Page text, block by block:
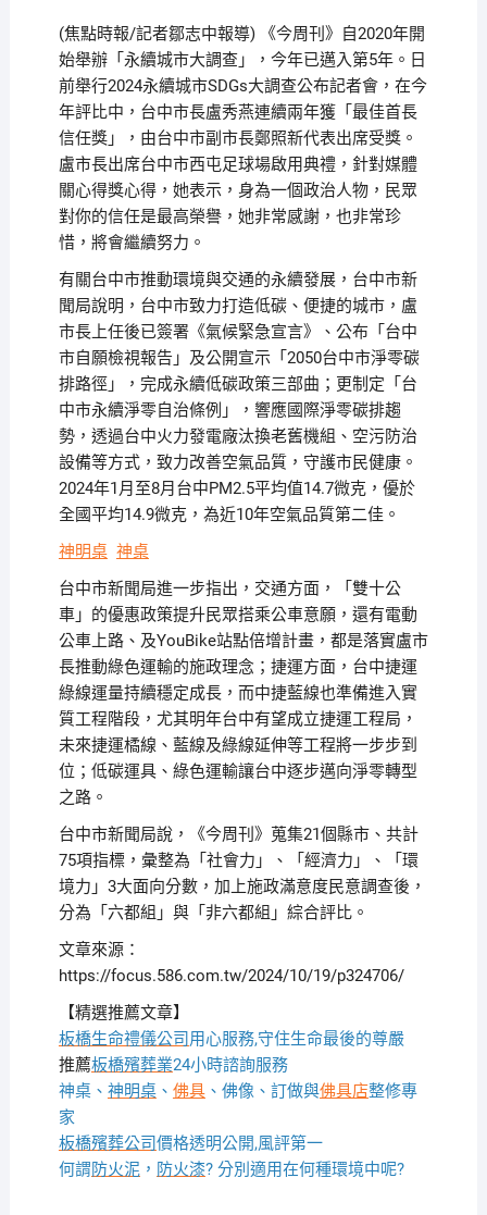
(焦點時報/記者鄒志中報導) 《今周刊》自2020年開
始舉辦「永續城市大調查」，今年已邁入第5年。日
前舉行2024永續城市SDGs大調查公布記者會，在今
年評比中，台中市長盧秀燕連續兩年獲「最佳首長
信任獎」，由台中市副市長鄭照新代表出席受獎。
盧市長出席台中市西屯足球場啟用典禮，針對媒體
關心得獎心得，她表示，身為一個政治人物，民眾
對你的信任是最高榮譽，她非常感謝，也非常珍
惜，將會繼續努力。
有關台中市推動環境與交通的永續發展，台中市新
聞局說明，台中市致力打造低碳、便捷的城市，盧
市長上任後已簽署《氣候緊急宣言》、公布「台中
市自願檢視報告」及公開宣示「2050台中市淨零碳
排路徑」，完成永續低碳政策三部曲；更制定「台
中市永續淨零自治條例」，響應國際淨零碳排趨
勢，透過台中火力發電廠汰換老舊機組、空污防治
設備等方式，致力改善空氣品質，守護市民健康。
2024年1月至8月台中PM2.5平均值14.7微克，優於
全國平均14.9微克，為近10年空氣品質第二佳。
神明桌 神桌
台中市新聞局進一步指出，交通方面，「雙十公
車」的優惠政策提升民眾搭乘公車意願，還有電動
公車上路、及YouBike站點倍增計畫，都是落實盧市
長推動綠色運輸的施政理念；捷運方面，台中捷運
綠線運量持續穩定成長，而中捷藍線也準備進入實
質工程階段，尤其明年台中有望成立捷運工程局，
未來捷運橘線、藍線及綠線延伸等工程將一步步到
位；低碳運具、綠色運輸讓台中逐步邁向淨零轉型
之路。
台中市新聞局說，《今周刊》蒐集21個縣市、共計
75項指標，彙整為「社會力」、「經濟力」、「環
境力」3大面向分數，加上施政滿意度民意調查後，
分為「六都組」與「非六都組」綜合評比。
文章來源：
https://focus.586.com.tw/2024/10/19/p324706/
【精選推薦文章】
板橋生命禮儀公司用心服務,守住生命最後的尊嚴
推薦板橋殯葬業24小時諮詢服務
神桌、 神明桌、 佛具、佛像、訂做與佛具店整修專
家
板橋殯葬公司價格透明公開,風評第一
何謂防火泥， 防火漆? 分別適用在何種環境中呢?